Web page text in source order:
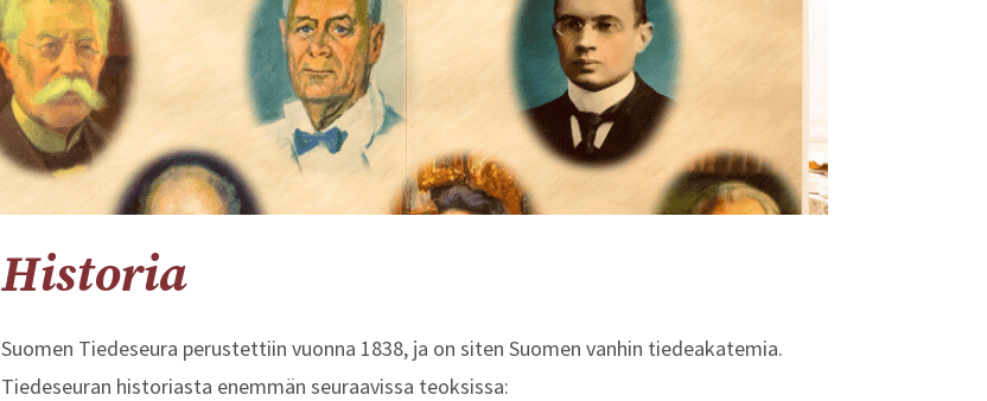
Historia
Suomen Tiedeseura perustettiin vuonna 1838, ja on siten Suomen vanhin tiedeakatemia.
Tiedeseuran historiasta enemmän seuraavissa teoksissa: